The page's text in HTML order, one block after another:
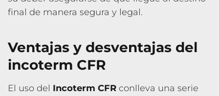
final de manera segura y legal.
Ventajas y desventajas del
incoterm CFR
El uso del Incoterm CFR conlleva una serie